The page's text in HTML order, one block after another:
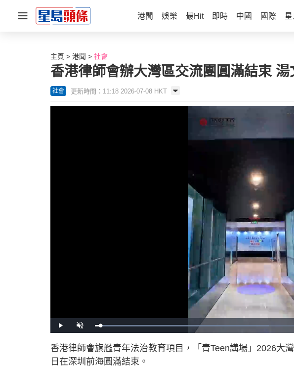
港聞 娛樂 最Hit 即時 中國 國際
主頁 港聞 社會
香港律師會辦大灣區交流團圓滿結束
社會 更新時間：11:18 2026-07-08 HKT
P
l
y
U
n
t
e
L
o
d
香港律師會旗艦青年法治教育項目，「青Teen講場」2026大
日在深圳前海圓滿結束。